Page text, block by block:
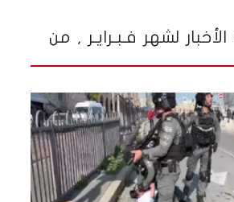
لشهر فـبـرايـر , من